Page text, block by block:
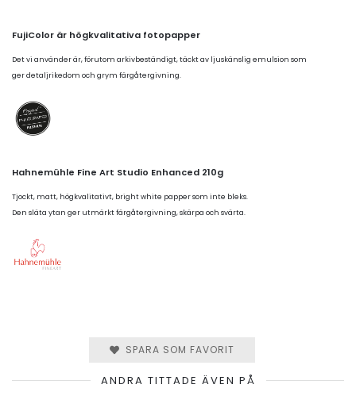
FujiColor är högkvalitativa fotopapper
Det vi använder är, förutom arkivbeständigt, täckt av ljuskänslig emulsion som
ger detaljrikedom och grym färgåtergivning.
Hahnemühle Fine Art Studio Enhanced 210g
Tjockt, matt, högkvalitativt, bright white papper som inte bleks.
Den släta ytan ger utmärkt färgåtergivning, skärpa och svärta.
SPARA SOM FAVORIT
ANDRA TITTADE ÄVEN PÅ